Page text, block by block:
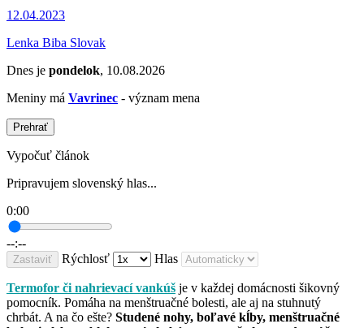
12.04.2023
Lenka Biba Slovak
Dnes je pondelok, 10.08.2026
Meniny má Vavrinec - význam mena
Prehrať
Vypočuť článok
Pripravujem slovenský hlas...
0:00
--:--
Zastaviť Rýchlosť Hlas
Termofor či nahrievací vankúš je v každej domácnosti šikovný
pomocník. Pomáha na menštruačné bolesti, ale aj na stuhnutý
chrbát. A na čo ešte? Studené nohy, boľavé kĺby, menštruačné